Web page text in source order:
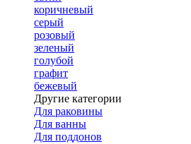
коричневый
серый
розовый
зеленый
голубой
графит
бежевый
Другие категории
Для раковины
Для ванны
Для поддонов